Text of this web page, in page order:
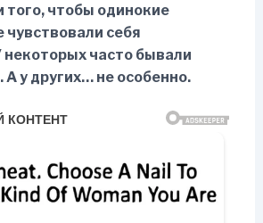
того, чтобы одинокие
чувствовали себя
часто бывали
А у других… не особенно.